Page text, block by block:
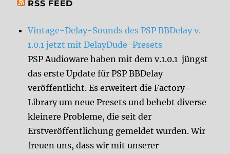
RSS FEED
Vintage-Delay-Sounds des PSP BBDelay v.
1.0.1 jetzt mit DelayDude-Presets
PSP Audioware haben mit dem v.1.0.1 jüngst
das erste Update für PSP BBDelay
veröffentlicht. Es erweitert die Factory-
Library um neue Presets und behebt diverse
kleinere Probleme, die seit der
Erstveröffentlichung gemeldet wurden. Wir
freuen uns, dass wir mit unserer